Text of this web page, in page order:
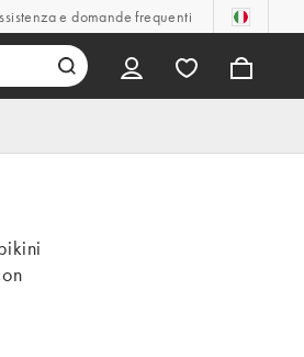
e domande frequenti
giorni 5,99 € (+17%). Prezzo